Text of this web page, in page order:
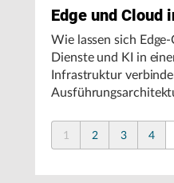
Edge und
Wie lassen sich
Dienste und KI in
Infrastruktur
vereinfachen und den
Fertigungsbetrieb
1 2 3 4